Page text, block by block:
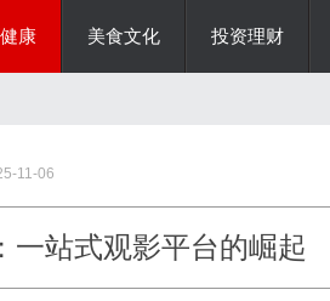
康 美食文化 投资理财
11-06
一站式观影平台的崛起